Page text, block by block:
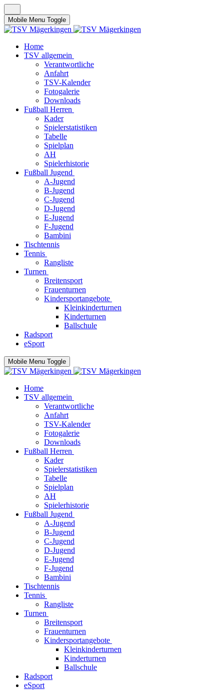
Mobile Menu Toggle
Home
TSV allgemein
Verantwortliche
Anfahrt
TSV-Kalender
Fotogalerie
Downloads
Fußball Herren
Kader
Spielerstatistiken
Tabelle
Spielplan
AH
Spielerhistorie
Fußball Jugend
A-Jugend
B-Jugend
C-Jugend
D-Jugend
E-Jugend
F-Jugend
Bambini
Tischtennis
Tennis
Rangliste
Turnen
Breitensport
Frauenturnen
Kindersportangebote
Kleinkinderturnen
Kinderturnen
Ballschule
Radsport
eSport
Mobile Menu Toggle
Home
TSV allgemein
Verantwortliche
Anfahrt
TSV-Kalender
Fotogalerie
Downloads
Fußball Herren
Kader
Spielerstatistiken
Tabelle
Spielplan
AH
Spielerhistorie
Fußball Jugend
A-Jugend
B-Jugend
C-Jugend
D-Jugend
E-Jugend
F-Jugend
Bambini
Tischtennis
Tennis
Rangliste
Turnen
Breitensport
Frauenturnen
Kindersportangebote
Kleinkinderturnen
Kinderturnen
Ballschule
Radsport
eSport